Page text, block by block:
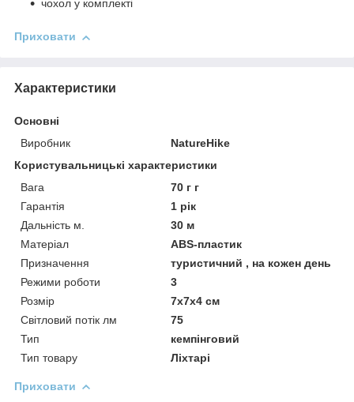
чохол у комплекті
Приховати
Характеристики
Основні
Виробник
NatureHike
Користувальницькі характеристики
Вага
70 г г
Гарантія
1 рік
Дальність м.
30 м
Матеріал
ABS-пластик
Призначення
туристичний , на кожен день
Режими роботи
3
Розмір
7х7х4 см
Світловий потік лм
75
Тип
кемпінговий
Тип товару
Ліхтарі
Приховати